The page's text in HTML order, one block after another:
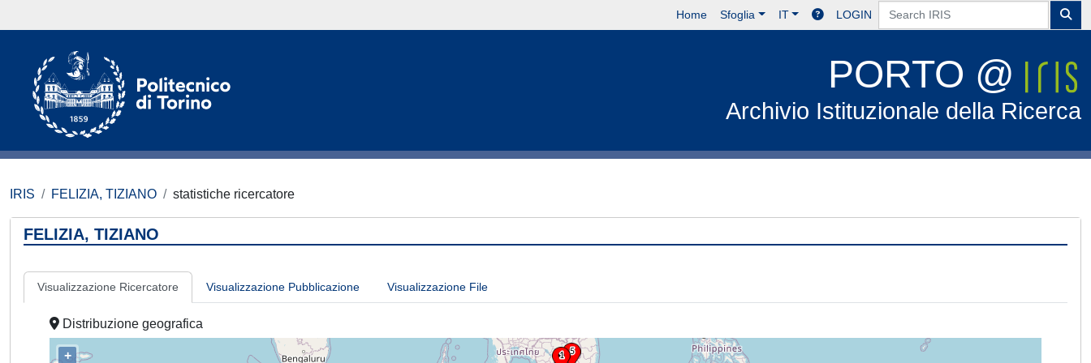
Home Sfoglia IT LOGIN
PORTO @
Archivio Istituzionale della Ricerca
IRIS FELIZIA, TIZIANO statistiche ricercatore
FELIZIA, TIZIANO
Visualizzazione Ricercatore Visualizzazione Pubblicazione Visualizzazione File
Distribuzione geografica
+